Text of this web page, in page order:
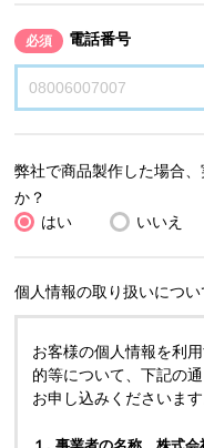
必須 電話番号
弊社で商品製作した場合
か？
はい
いいえ
個人情報の取り扱いにつ
お客様の個人情報を利
的等について、下記の
お申し込みくださいま